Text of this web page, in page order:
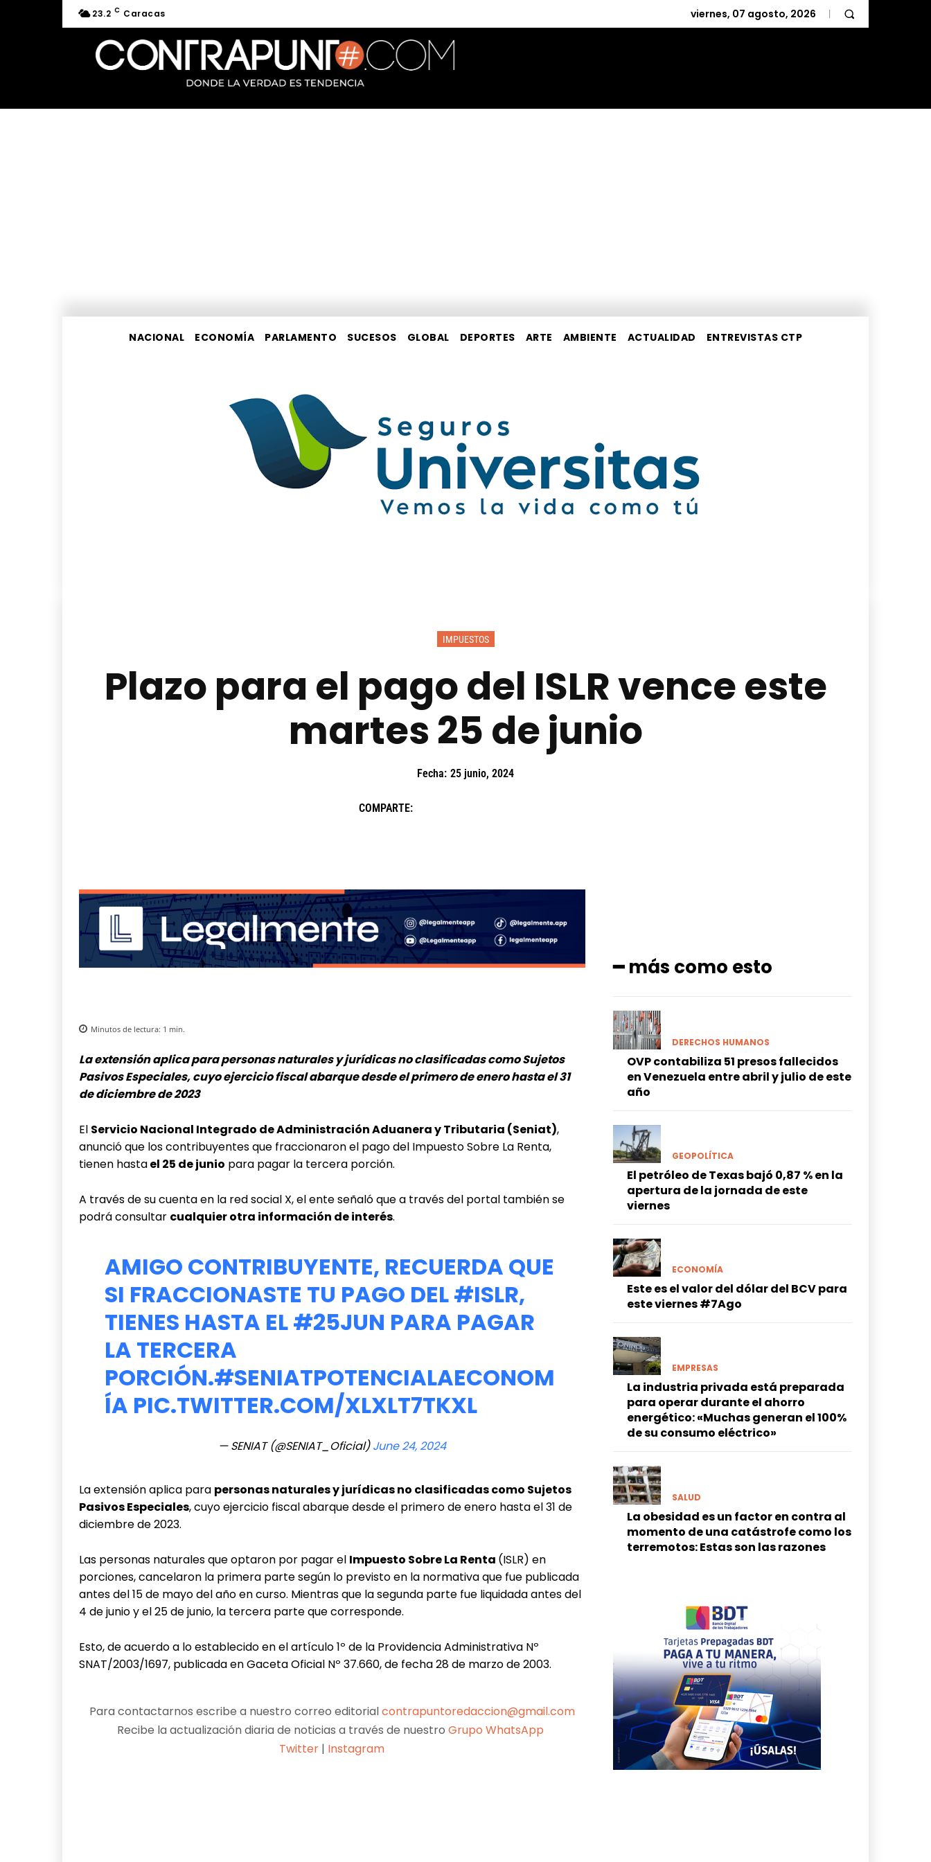
23.2 C Caracas viernes, 07 agosto, 2026
NACIONAL ECONOMÍA PARLAMENTO SUCESOS GLOBAL DEPORTES ARTE AMBIENTE ACTUALIDAD ENTREVISTAS CTP
IMPUESTOS
Plazo para el pago del ISLR vence este
martes 25 de junio
Fecha: 25 junio, 2024
COMPARTE:
Minutos de lectura: 1 min.
La extensión aplica para personas naturales y jurídicas no clasificadas como Sujetos
Pasivos Especiales, cuyo ejercicio fiscal abarque desde el primero de enero hasta el 31
de diciembre de 2023
El Servicio Nacional Integrado de Administración Aduanera y Tributaria (Seniat),
anunció que los contribuyentes que fraccionaron el pago del Impuesto Sobre La Renta,
tienen hastael 25 de junio para pagar la tercera porción.
A través de su cuenta en la red social X, el ente señaló que a través del portal también se
podrá consultar cualquier otra información de interés.
AMIGO CONTRIBUYENTE, RECUERDA QUE
SI FRACCIONASTE TU PAGO DEL#ISLR,
TIENES HASTA EL#25JUN PARA PAGAR
LA TERCERA
PORCIÓN.#SENIATPOTENCIALAECONOM
ÍA PIC.TWITTER.COM/XLXLT7TKXL
— SENIAT (@SENIAT_Oficial)June 24, 2024
La extensión aplica para personas naturales y jurídicas no clasificadas como Sujetos
Pasivos Especiales, cuyo ejercicio fiscal abarque desde el primero de enero hasta el 31 de
diciembre de 2023.
Las personas naturales que optaron por pagar el Impuesto Sobre La Renta (ISLR) en
porciones, cancelaron la primera parte según lo previsto en la normativa que fue publicada
antes del 15 de mayo del año en curso. Mientras que la segunda parte fue liquidada antes del
4 de junio y el 25 de junio, la tercera parte que corresponde.
Esto, de acuerdo a lo establecido en el artículo 1º de la Providencia Administrativa Nº
SNAT/2003/1697, publicada en Gaceta Oficial Nº 37.660, de fecha 28 de marzo de 2003.
Para contactarnos escribe a nuestro correo editorialcontrapuntoredaccion@gmail.com
Recibe la actualización diaria de noticias a través de nuestroGrupo WhatsApp
Twitter | Instagram
━ más como esto
DERECHOS HUMANOS
OVP contabiliza 51 presos fallecidos
en Venezuela entre abril y julio de este
año
GEOPOLÍTICA
El petróleo de Texas bajó 0,87 % en la
apertura de la jornada de este
viernes
ECONOMÍA
Este es el valor del dólar del BCV para
este viernes #7Ago
EMPRESAS
La industria privada está preparada
para operar durante el ahorro
energético: «Muchas generan el 100%
de su consumo eléctrico»
SALUD
La obesidad es un factor en contra al
momento de una catástrofe como los
terremotos: Estas son las razones